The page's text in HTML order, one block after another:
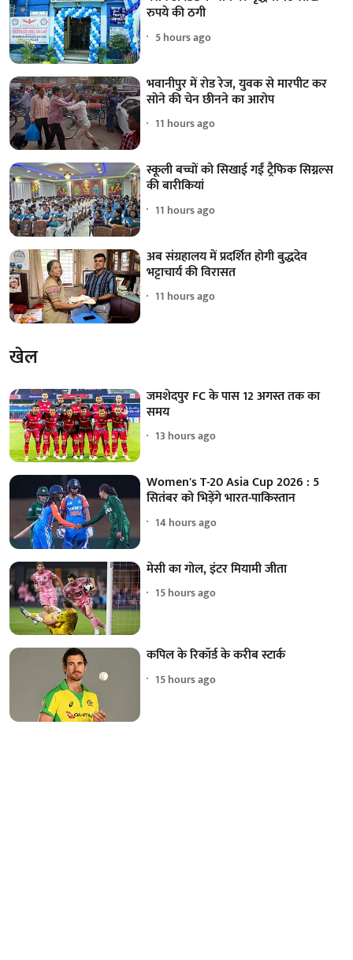
रुपये की ठगी
5 hours ago
भवानीपुर में रोड रेज, युवक से मारपीट कर
सोने की चेन छीनने का आरोप
11 hours ago
स्कूली बच्चों को सिखाई गईं ट्रैफिक सिग्नल्स
की बारीकियां
11 hours ago
अब संग्रहालय में प्रदर्शित होगी बुद्धदेव
भट्टाचार्य की विरासत
11 hours ago
खेल
जमशेदपुर FC के पास 12 अगस्त तक का
समय
13 hours ago
Women's T-20 Asia Cup 2026 : 5
सितंबर को भिड़ेंगे भारत-पाकिस्तान
14 hours ago
मेसी का गोल, इंटर मियामी जीता
15 hours ago
कपिल के रिकॉर्ड के करीब स्टार्क
15 hours ago